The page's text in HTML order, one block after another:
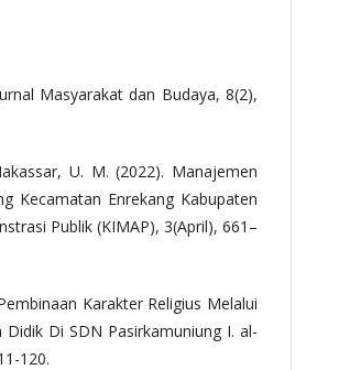
Masyarakat dan Budaya, 8(2),
U. M. (2022). Manajemen
Kecamatan Enrekang Kabupaten
Publik (KIMAP), 3(April), 661–
Karakter Religius Melalui
Di SDN Pasirkamuniung I. al-
120.